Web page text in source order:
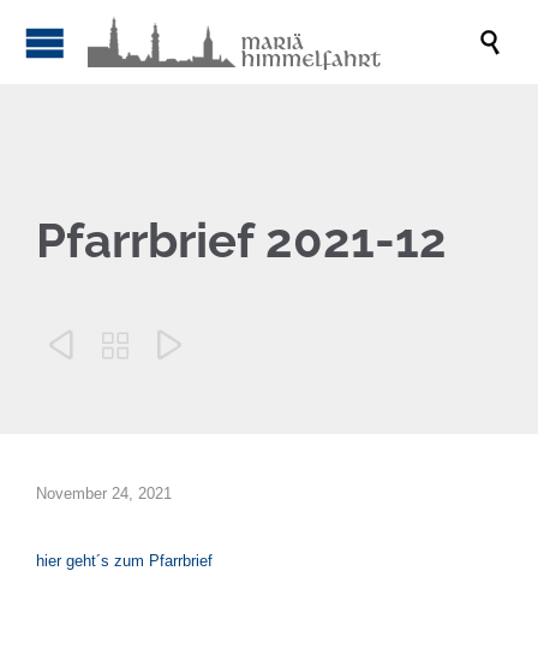

Pfarrbrief 2021-12
  
November 24, 2021
hier geht´s zum Pfarrbrief